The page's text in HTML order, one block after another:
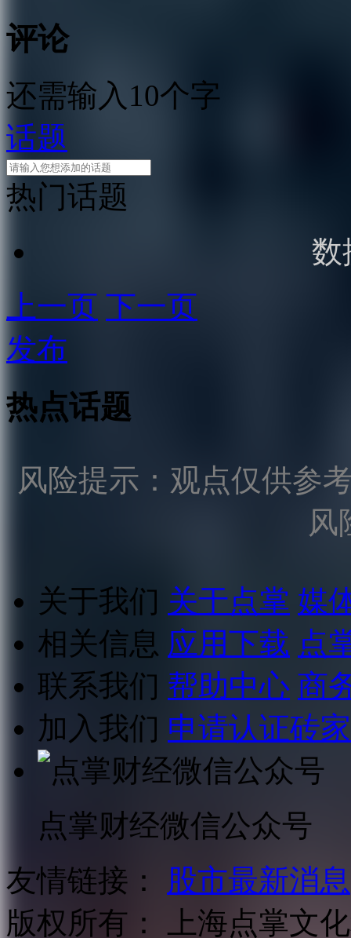
评论
还需输入10个字
话题
热门话题
数
上一页 下一页
发布
热点话题
风险提示：观点仅供参
风
关于我们 关于点掌 媒
相关信息 应用下载 点
联系我们 帮助中心 商
加入我们 申请认证砖家
点掌财经微信公众号
友情链接：
股市最新消息
版权所有：
上海点掌文